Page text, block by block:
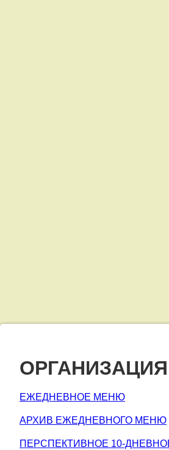
питание
ЕЖЕДНЕВНОЕ МЕНЮ
АРХИВ ЕЖЕДНЕВНОГО МЕНЮ
ПЕРСПЕКТИВНОЕ 10-